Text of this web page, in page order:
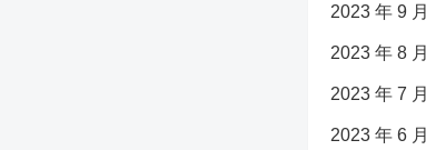
2023 年 9 月
2023 年 8 月
2023 年 7 月
2023 年 6 月